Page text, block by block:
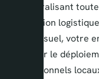
En centralisant
conception
rendu visuel, votre
Déléguer le
professionnels